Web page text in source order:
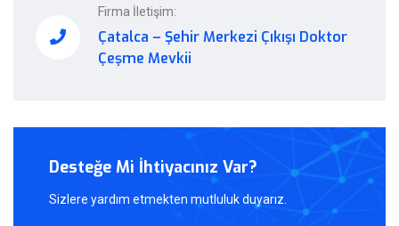
Firma İletişim:
Çatalca – Şehir Merkezi Çıkışı Doktor
Çeşme Mevkii
Desteğe Mi İhtiyacınız Var?
Sizlere yardım etmekten mutluluk duyarız.